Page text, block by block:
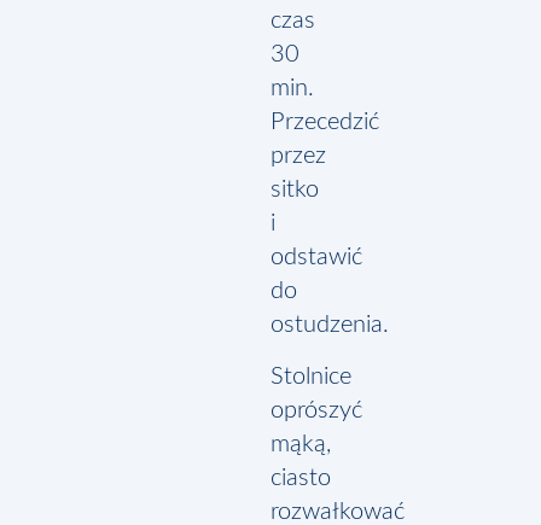
czas
30
min.
Przecedzić
przez
sitko
i
odstawić
do
ostudzenia.
Stolnice
oprószyć
mąką,
ciasto
rozwałkować